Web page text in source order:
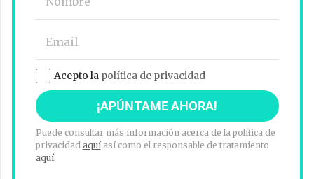
Acepto la política de privacidad
Puede consultar más información acerca de la política de
privacidad aquíasí como el responsable de tratamiento
aquí.